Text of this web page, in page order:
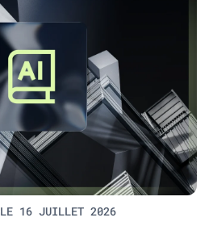
LE 16 JUILLET 2026